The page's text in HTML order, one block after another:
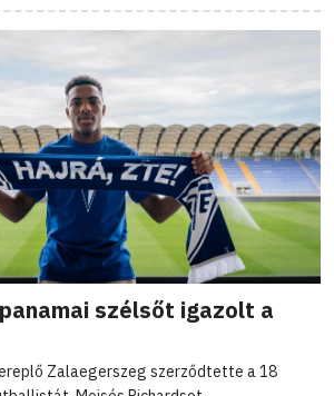
szélsőt igazolt a
Zalaegerszeg szerződtette a 18